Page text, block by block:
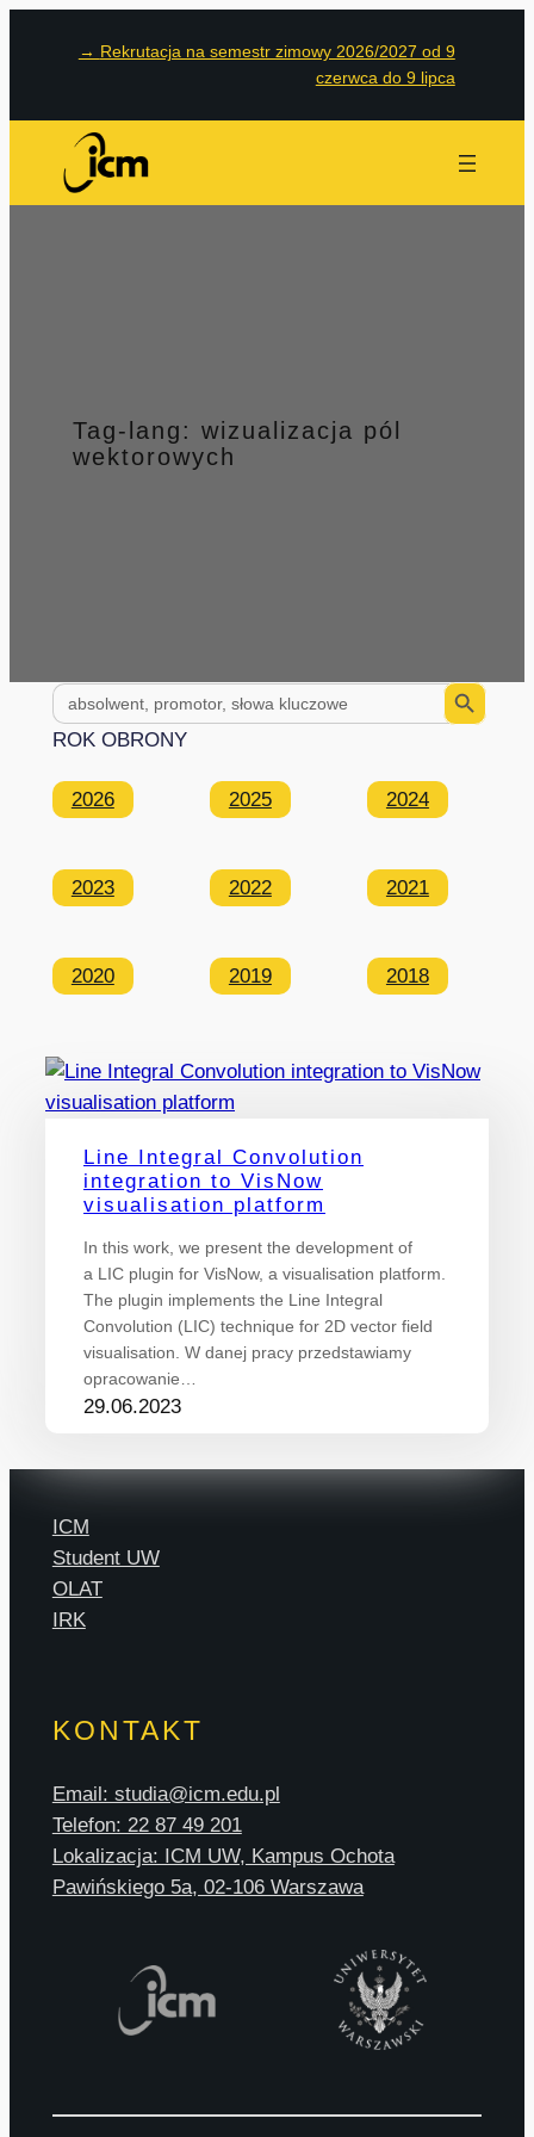
→ Rekrutacja na semestr zimowy 2026/2027 od 9
czerwca do 9 lipca
Tag-lang: wizualizacja pól
wektorowych
Search
for:
Search Button
ROK OBRONY
2026 2025 2024
2023 2022 2021
2020 2019 2018
Line Integral Convolution
integration to VisNow
visualisation platform
In this work, we present the development of
a LIC plugin for VisNow, a visualisation platform.
The plugin implements the Line Integral
Convolution (LIC) technique for 2D vector field
visualisation. W danej pracy przedstawiamy
opracowanie…
29.06.2023
ICM
Student UW
OLAT
IRK
KONTAKT
Email: studia@icm.edu.pl
Telefon: 22 87 49 201
Lokalizacja: ICM UW, Kampus Ochota
Pawińskiego 5a, 02-106 Warszawa